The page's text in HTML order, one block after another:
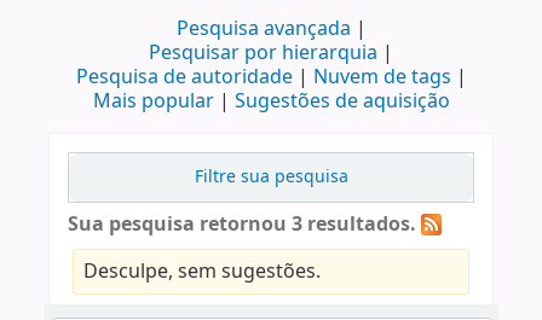
Pesquisa avançada
Pesquisar por hierarquia
Pesquisa de autoridade
Nuvem de tags
Mais popular
Sugestões de aquisição
Filtre sua pesquisa
Sua pesquisa retornou 3 resultados.
Desculpe, sem sugestões.